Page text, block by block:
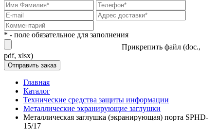
* - поле обязательное для заполнения
Прикрепить файл (doc.,
pdf, xlsx)
Главная
Каталог
Технические средства защиты информации
Металлические экранирующие заглушки
Металлическая заглушка (экранирующая) порта SPHD-
15/17